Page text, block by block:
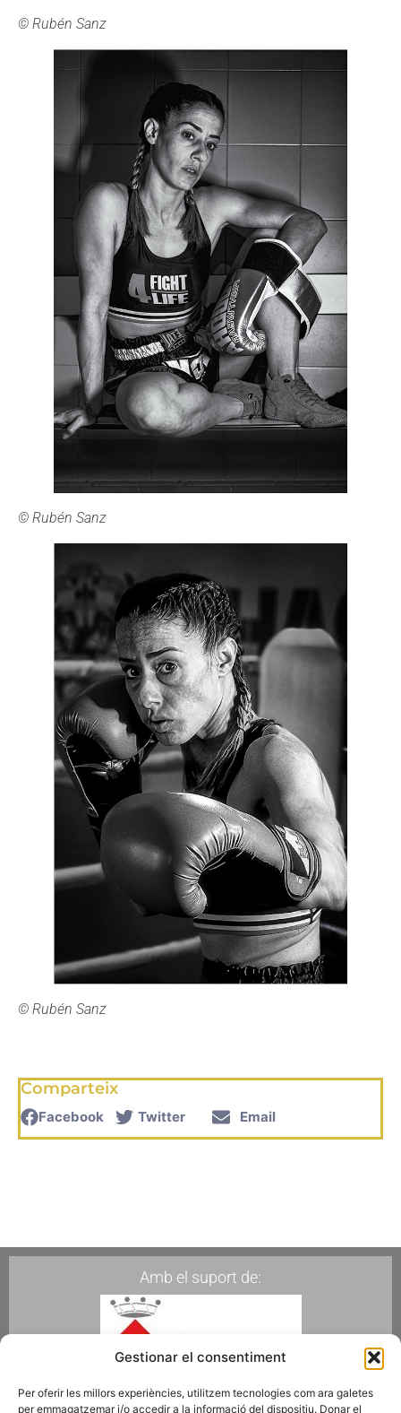
Gestionar el consentiment
Per oferir les millors experiències, utilitzem tecnologies com ara galetes
per emmagatzemar i/o accedir a la informació del dispositiu. Donar el
© Rubén Sanz
© Rubén Sanz
© Rubén Sanz
Comparteix
Facebook Twitter Email
Amb el suport de: